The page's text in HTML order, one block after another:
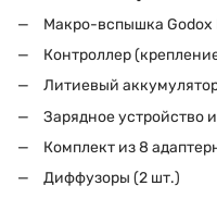
Макро-вспышка Godox
Контроллер
Литиевый
Зарядное устройство
Комплект из 8
Диффузоры (2 шт.)